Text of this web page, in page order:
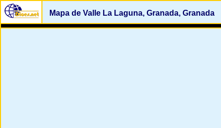
Mapa de Valle La Laguna, Granada, Granada